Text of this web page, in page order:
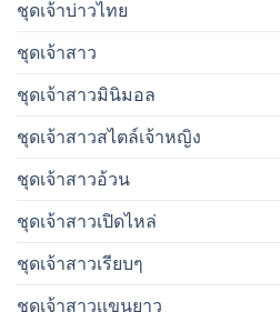
ชุดเจ้าบ่าวไทย
ชุดเจ้าสาว
ชุดเจ้าสาวมินิมอล
ชุดเจ้าสาวสไตล์เจ้าหญิง
ชุดเจ้าสาวอ้วน
ชุดเจ้าสาวเปิดไหล่
ชุดเจ้าสาวเรียบๆ
ชุดเจ้าสาวเเขนยาว